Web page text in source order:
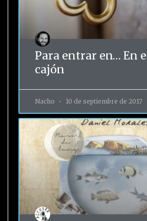
Para entrar en… En
cajón
Nacho 10 de septiembre de 2017